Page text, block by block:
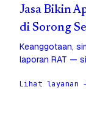
Jasa Bikin
di Sorong
Keanggotaan,
laporan RAT —
Lihat layanan